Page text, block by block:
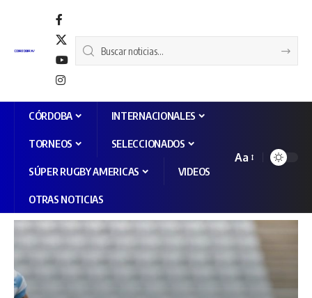
CÓRDOBA INTERNACIONALES
TORNEOS SELECCIONADOS
SÚPER RUGBY AMERICAS VIDEOS
OTRAS NOTICIAS
Aa